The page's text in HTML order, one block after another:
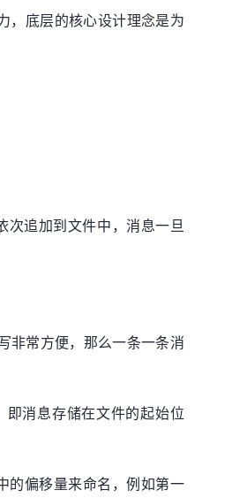
，底层的核心设计理念是为
次追加到文件中，消息一旦
非常方便，那么一条一条消
消息存储在文件的起始位
的偏移量来命名，例如第一